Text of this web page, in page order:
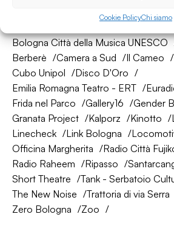
Cookie PolicyChi siamo
Bologna Città della Musica UNESCO
Berberè
Camera a Sud Il Cameo
Cubo Unipol
Disco D'Oro
Emilia Romagna Teatro - ERT
Frida nel Parco
Gallery16
Gender
Granata Project
Kalporz Kinotto
Linecheck
Link Bologna
Officina Margherita
Radio Città
Radio Raheem
Ripasso
Short Theatre
Tank - Serbatoio
The New Noise
Trattoria di via Serra
Zero Bologna
Zoo